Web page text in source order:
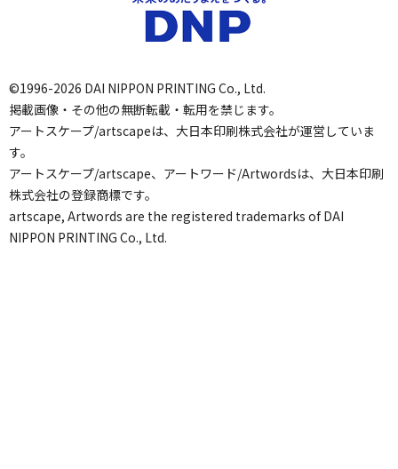
©1996-2026 DAI NIPPON PRINTING Co., Ltd.
掲載画像・その他の無断転載・転用を禁じます。
アートスケープ/artscapeは、大日本印刷株式会社が運営していま
す。
アートスケープ/artscape、アートワード/Artwordsは、大日本印刷
株式会社の登録商標です。
artscape, Artwords are the registered trademarks of DAI
NIPPON PRINTING Co., Ltd.